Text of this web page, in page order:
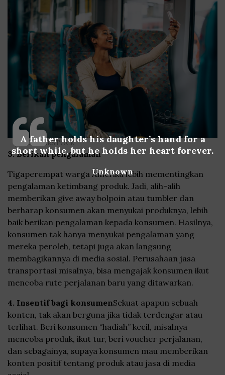
A father holds his daughter’s hand for a
short while, but he holds her heart forever.
Unknown
| SHUTTERSTOCK
3. Berikan pengalaman
Tigaperempat warga Amerika lebih mementingkan
pengalaman ketimbang produk. Jadi, alih-alih
memberikan give away bolpoin atau tumbler dan
berharap konsumen akan menyukai produknya, lebih
baik berikan pengalaman kepada konsumen. Hasilnya,
konsumen tak hanya menyukai pengalaman yang
mereka peroleh, tetapi juga akan langsung
membagikannya di media sosial. Perusahaan jasa
transportasi misalnya, bisa mengajak konsumen ikut
mencoba rute perjalanan baru yang ditawarkan.
4. Insentif bagi konsumenSekuat apapun sebuah
konten, tak akan berguna jika tidak terdengar atau
terlihat. Beri konsumen “hadiah” kecil, misalnya
mencoba produk, ikut tur, beri voucher perjalanan,
dan sebagainya, supaya konsumen mau memberikan
konten positif tentang produk atau jasa di media